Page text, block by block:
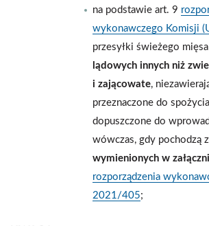
na podstawie art. 9
wykonawczego Komisji
przesyłki świeżego mięsa
lądowych innych niż
i zającowate,
przeznaczone do
dopuszczone do
wówczas, gdy pochodzą
wymienionych w
rozporządzenia
2021/405;